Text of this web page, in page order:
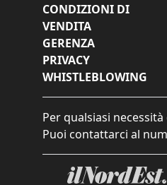
CONDIZIONI DI
VENDITA
GERENZA
PRIVACY
WHISTLEBLOWING
Per qualsiasi
Puoi contattarci al